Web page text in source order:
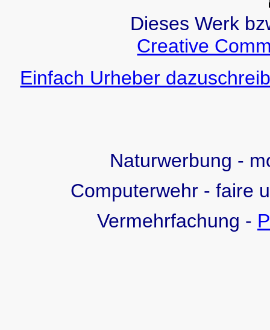
Dieses Werk
Creative
Einfach Urheber
Naturwerbung -
Computerwehr - faire
Vermehrfachung -